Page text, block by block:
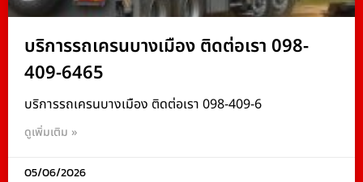
บริการรถเครนบางเมือง ติดต่อเรา 098-
409-6465
บริการรถเครนบางเมือง ติดต่อเรา 098-409-6
ดูเพิ่มเติม »
05/06/2026